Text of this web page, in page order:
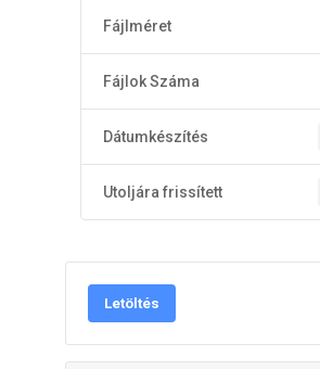
Fájlméret
Fájlok Száma
Dátumkészítés
Utoljára frissített
Letöltés